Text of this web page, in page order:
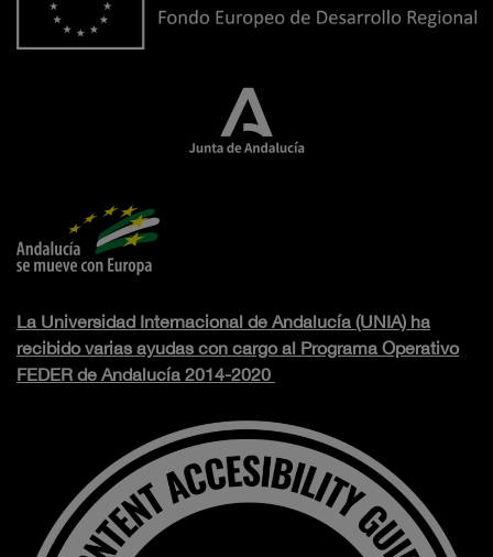
La Universidad Internacional de Andalucía (UNIA) ha
recibido varias ayudas con cargo al Programa Operativo
FEDER de Andalucía 2014-2020